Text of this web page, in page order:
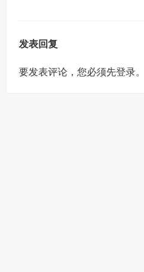
发表回复
要发表评论，您必须先登录